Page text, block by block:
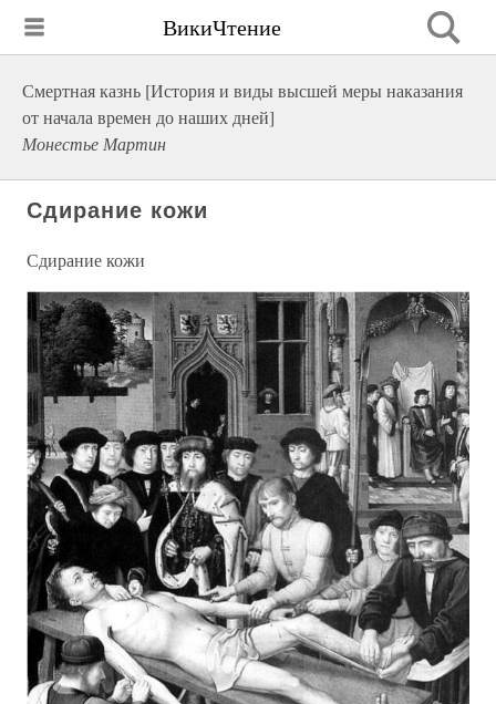
ВикиЧтение
Смертная казнь [История и виды высшей меры наказания
от начала времен до наших дней]
Монестье Мартин
Сдирание кожи
Сдирание кожи